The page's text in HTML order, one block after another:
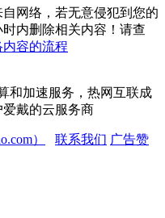
网络，若无意侵犯到您的
内删除相关内容！请查
容的流程
和加速服务，热网互联成
爱戴的云服务商
） 联系我们 广告赞